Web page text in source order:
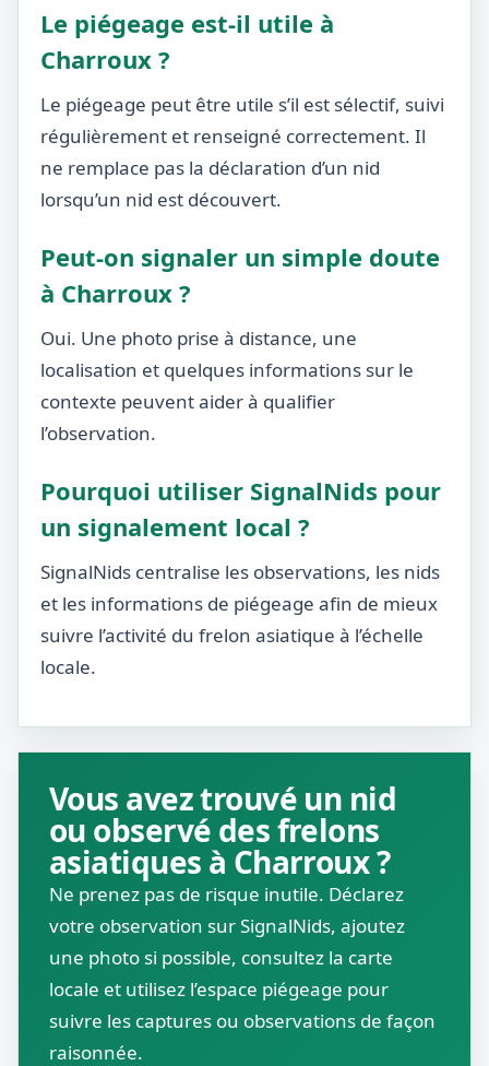
Le piégeage est-il utile à
Charroux ?
Le piégeage peut être utile s’il est sélectif, suivi
régulièrement et renseigné correctement. Il
ne remplace pas la déclaration d’un nid
lorsqu’un nid est découvert.
Peut-on signaler un simple doute
à Charroux ?
Oui. Une photo prise à distance, une
localisation et quelques informations sur le
contexte peuvent aider à qualifier
l’observation.
Pourquoi utiliser SignalNids pour
un signalement local ?
SignalNids centralise les observations, les nids
et les informations de piégeage afin de mieux
suivre l’activité du frelon asiatique à l’échelle
locale.
Vous avez trouvé un nid
ou observé des frelons
asiatiques à Charroux ?
Ne prenez pas de risque inutile. Déclarez
votre observation sur SignalNids, ajoutez
une photo si possible, consultez la carte
locale et utilisez l’espace piégeage pour
suivre les captures ou observations de façon
raisonnée.